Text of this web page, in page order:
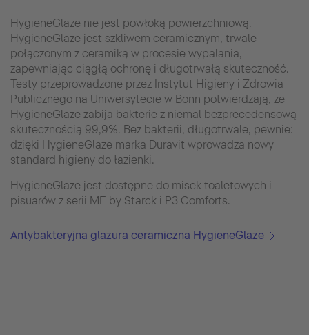
HygieneGlaze nie jest powłoką powierzchniową.
HygieneGlaze jest szkliwem ceramicznym, trwale
połączonym z ceramiką w procesie wypalania,
zapewniając ciągłą ochronę i długotrwałą skuteczność.
Testy przeprowadzone przez Instytut Higieny i Zdrowia
Publicznego na Uniwersytecie w Bonn potwierdzają, że
HygieneGlaze zabija bakterie z niemal bezprecedensową
skutecznością 99,9%. Bez bakterii, długotrwale, pewnie:
dzięki HygieneGlaze marka Duravit wprowadza nowy
standard higieny do łazienki.
HygieneGlaze jest dostępne do misek toaletowych i
pisuarów z serii ME by Starck i P3 Comforts.
Antybakteryjna glazura ceramiczna HygieneGlaze